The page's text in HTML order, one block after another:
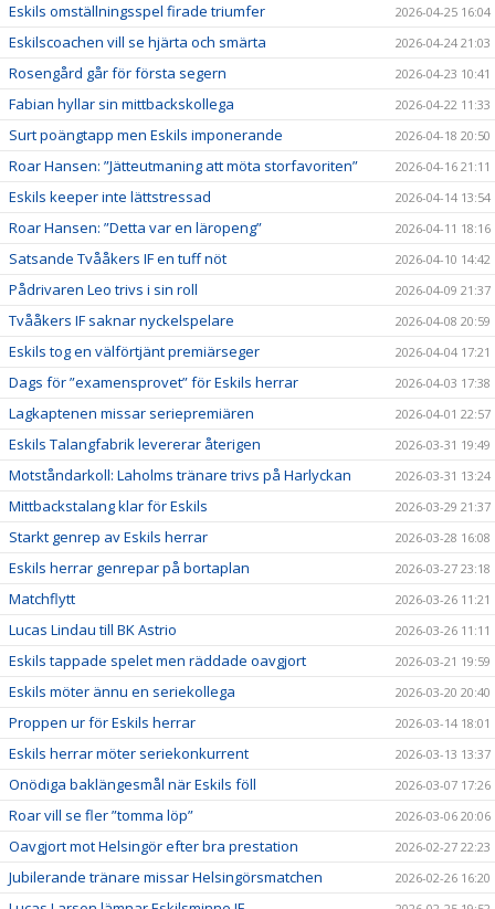
Eskils omställningsspel firade triumfer 2026-04-25 16:04
Eskilscoachen vill se hjärta och smärta 2026-04-24 21:03
Rosengård går för första segern 2026-04-23 10:41
Fabian hyllar sin mittbackskollega 2026-04-22 11:33
Surt poängtapp men Eskils imponerande 2026-04-18 20:50
Roar Hansen: ”Jätteutmaning att möta storfavoriten” 2026-04-16 21:11
Eskils keeper inte lättstressad 2026-04-14 13:54
Roar Hansen: ”Detta var en läropeng” 2026-04-11 18:16
Satsande Tvååkers IF en tuff nöt 2026-04-10 14:42
Pådrivaren Leo trivs i sin roll 2026-04-09 21:37
Tvååkers IF saknar nyckelspelare 2026-04-08 20:59
Eskils tog en välförtjänt premiärseger 2026-04-04 17:21
Dags för ”examensprovet” för Eskils herrar 2026-04-03 17:38
Lagkaptenen missar seriepremiären 2026-04-01 22:57
Eskils Talangfabrik levererar återigen 2026-03-31 19:49
Motståndarkoll: Laholms tränare trivs på Harlyckan 2026-03-31 13:24
Mittbackstalang klar för Eskils 2026-03-29 21:37
Starkt genrep av Eskils herrar 2026-03-28 16:08
Eskils herrar genrepar på bortaplan 2026-03-27 23:18
Matchflytt 2026-03-26 11:21
Lucas Lindau till BK Astrio 2026-03-26 11:11
Eskils tappade spelet men räddade oavgjort 2026-03-21 19:59
Eskils möter ännu en seriekollega 2026-03-20 20:40
Proppen ur för Eskils herrar 2026-03-14 18:01
Eskils herrar möter seriekonkurrent 2026-03-13 13:37
Onödiga baklängesmål när Eskils föll 2026-03-07 17:26
Roar vill se fler ”tomma löp” 2026-03-06 20:06
Oavgjort mot Helsingör efter bra prestation 2026-02-27 22:23
Jubilerande tränare missar Helsingörsmatchen 2026-02-26 16:20